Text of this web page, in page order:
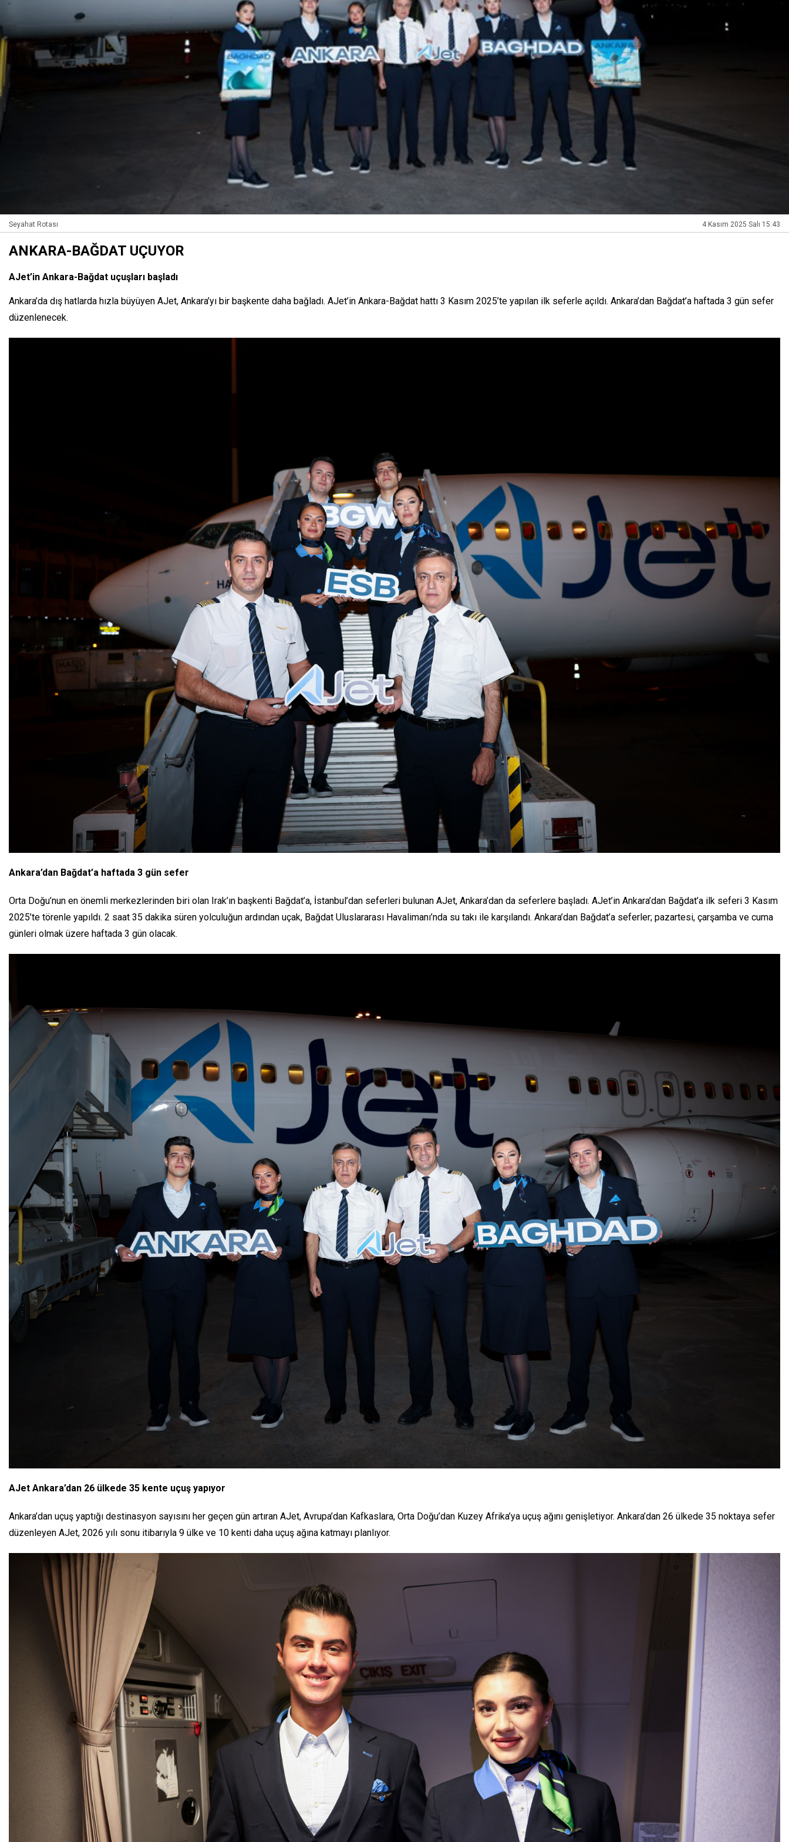
Seyahat Rotası 4 Kasım 2025 Salı 15:43
ANKARA-BAĞDAT UÇUYOR
AJet’in Ankara-Bağdat uçuşları başladı
Ankara’da dış hatlarda hızla büyüyen AJet, Ankara’yı bir başkente daha bağladı. AJet’in Ankara-Bağdat hattı 3 Kasım 2025’te yapılan ilk seferle açıldı. Ankara’dan Bağdat’a haftada 3 gün sefer
düzenlenecek.
Ankara’dan Bağdat’a haftada 3 gün sefer
Orta Doğu’nun en önemli merkezlerinden biri olan Irak’ın başkenti Bağdat’a, İstanbul’dan seferleri bulunan AJet, Ankara’dan da seferlere başladı. AJet’in Ankara’dan Bağdat’a ilk seferi 3 Kasım
2025’te törenle yapıldı. 2 saat 35 dakika süren yolculuğun ardından uçak, Bağdat Uluslararası Havalimanı’nda su takı ile karşılandı. Ankara’dan Bağdat’a seferler; pazartesi, çarşamba ve cuma
günleri olmak üzere haftada 3 gün olacak.
AJet Ankara’dan 26 ülkede 35 kente uçuş yapıyor
Ankara’dan uçuş yaptığı destinasyon sayısını her geçen gün artıran AJet, Avrupa’dan Kafkaslara, Orta Doğu’dan Kuzey Afrika’ya uçuş ağını genişletiyor. Ankara’dan 26 ülkede 35 noktaya sefer
düzenleyen AJet, 2026 yılı sonu itibarıyla 9 ülke ve 10 kenti daha uçuş ağına katmayı planlıyor.